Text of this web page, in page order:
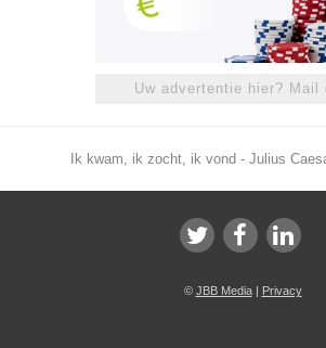
Uw advertentie hier? Mail
Ik kwam, ik zocht, ik vond - Julius
© JBB Media| Privacy